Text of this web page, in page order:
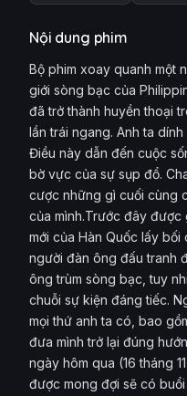
Nội dung phim
Bộ phim xoay quanh một
giới sòng bạc của
đã trở thành huyền thoại
lần trái ngang. Anh ta
Điều này dẫn đến cuộc
bờ vực của sự sụp đổ.
cược những gì cuối cùng
của mình.Trước đây
mới của Hàn Quốc lấy
người đàn ông đấu tranh
ông trùm sòng bạc, tuy
chuỗi sự kiện đáng tiếc.
mọi thứ anh ta có, bao
đưa mình trở lại đúng
ngày hôm qua (16 tháng
được mong đợi sẽ có